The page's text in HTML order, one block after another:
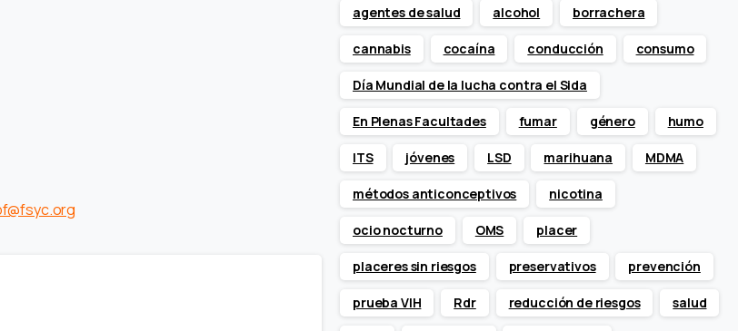
agentes de salud alcohol borrachera
cannabis cocaína conducción consumo
Día Mundial de la lucha contra el Sida
En Plenas Facultades fumar género humo
ITS jóvenes LSD marihuana MDMA
métodos anticonceptivos nicotina
ocio nocturno OMS placer
placeres sin riesgos preservativos prevención
prueba VIH Rdr reducción de riesgos salud